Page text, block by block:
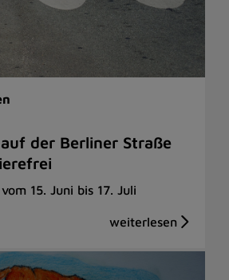
der Berliner Straße
15. Juni bis 17. Juli